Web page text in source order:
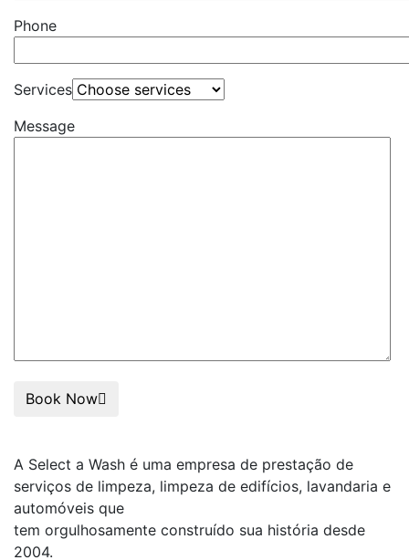
Phone
Services
Message
Book Now
A Select a Wash é uma empresa de prestação de
serviços de limpeza, limpeza de edifícios, lavandaria e
automóveis que
tem orgulhosamente construído sua história desde
2004.